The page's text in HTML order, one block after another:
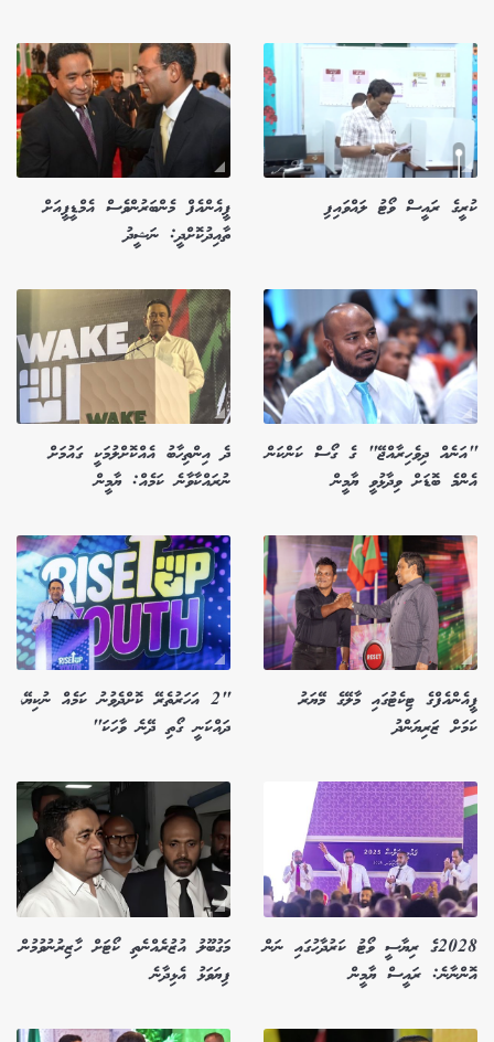
ކުރީގެ ރައީސް ވޯޓު ލައްވައިފި
ޕީއެންއެފް މެންބަރުންވެސް އެމްޑީޕީއަށް
ތާއިދުކޮށްދީ: ނަޝީދު
"އަނެއް ދިވެހިރާއްޖޭ" ގެ ގޯސް ކަންކަން
އެންމެ ބޮޑަށް ވިދާޅުވީ ޔާމީން
ދެ އިންތިހާބު އެއްކޮށްލުމަކީ ގައުމަށް
ނުރައްކާވާނެ ކަމެއް: ޔާމީން
ޕީއެންއެފްގެ ޓިކެޓުގައި މާލޭގެ މޭޔަރު
ކަމަށް ޒަރިޔަންދު
"2 އަހަރުތެރޭ ކޮށްދެވުނު ކަމެއް ނުކިޔޭ،
ދައްކަނީ ގޯތި ދޭނެ ވާހަކަ"
2028ގެ ރިޔާސީ ވޯޓު ކަރުދާހުގައި ނަން
އޮންނާނެ: ރައީސް ޔާމީން
މަގުބޫލު އުޒުރެއްނެތި ކޯޓަށް ހާޒިރުނުވުމުން
ފިޔަވަޅު އެޅިދާނެ